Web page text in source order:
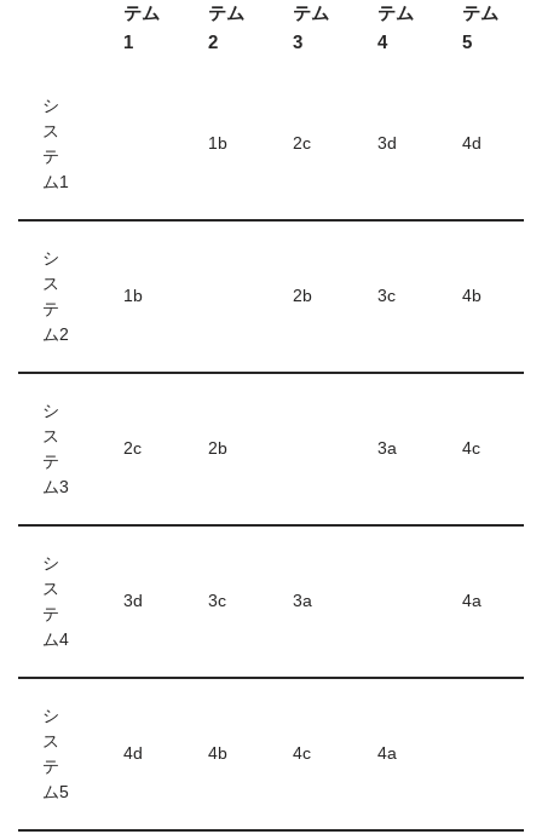
テム
1
テム
2
テム
3
テム
4
テム
5
シ
ス
テ
ム1
1b 2c 3d 4d
シ
ス
テ
ム2
1b 2b 3c 4b
シ
ス
テ
ム3
2c 2b 3a 4c
シ
ス
テ
ム4
3d 3c 3a 4a
シ
ス
テ
ム5
4d 4b 4c 4a